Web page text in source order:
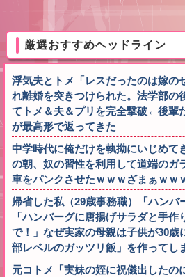
厳選おすすめヘッドライン
浮気夫とトメ「レスだったのは嫁の
れ離婚を突きつけられた。法学部の
てトメ＆夫＆プリを完全撃破←後輩
が最高形で返ってきた
中学時代に俺だけを執拗にいじめて
の朝、奴の習性を利用して道端のガ
車をパンクさせたｗｗｗざまぁｗｗ
帰省した私（29歳事務職）「ハン
「ハンバーグに唐揚げサラダと手作
で！」なぜ実家の母親は子供が30歳
部レベルのガッツリ飯」を作ってし
元コトメ「実妹の姪に祝儀出したの